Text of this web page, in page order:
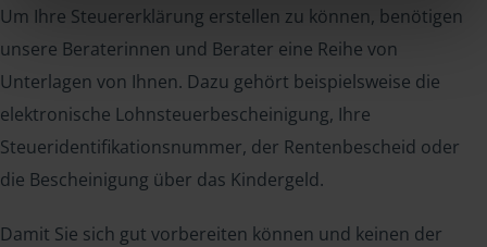
Um Ihre Steuererklärung erstellen zu können, benötigen
unsere Beraterinnen und Berater eine Reihe von
Unterlagen von Ihnen. Dazu gehört beispielsweise die
elektronische Lohnsteuerbescheinigung, Ihre
Steueridentifikationsnummer, der Rentenbescheid oder
die Bescheinigung über das Kindergeld.
Damit Sie sich gut vorbereiten können und keinen der